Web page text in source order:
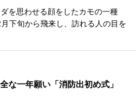
を思わせる顔をしたカモの一種
下旬から飛来し、訪れる人の目を
な一年願い「消防出初め式」